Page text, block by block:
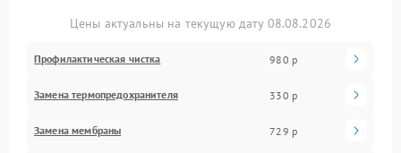
Цены актуальны на текущую дату 08.08.2026
Профилактическая чистка 980 р
Замена термопредохранителя 330 р
Замена мембраны 729 р